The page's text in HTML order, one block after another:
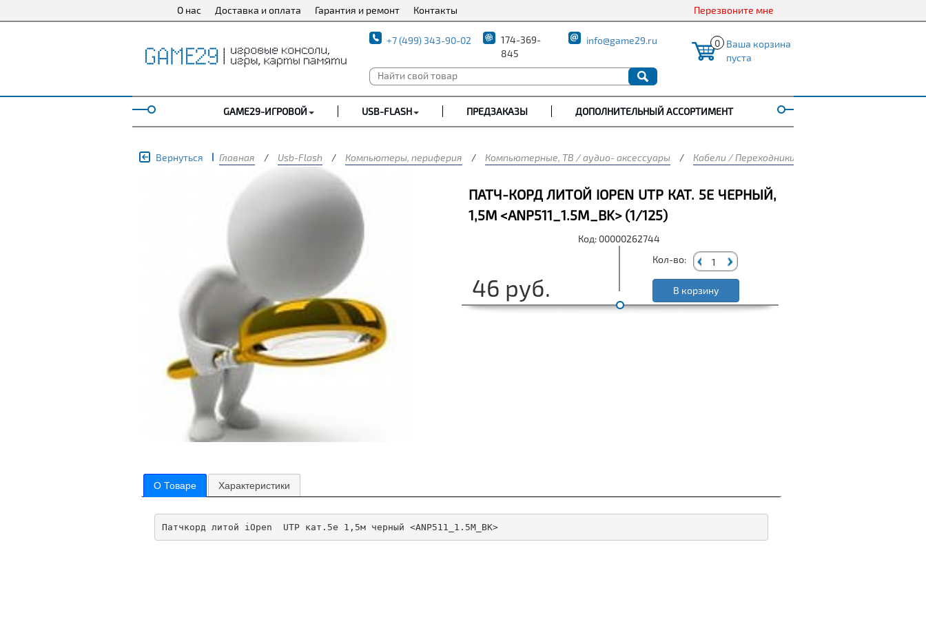
О нас Доставка и оплата Гарантия и ремонт Контакты Перезвоните мне
+7 (499) 343-90-02
174-369-
845
info@game29.ru 0 Ваша корзина
пуста
GAME29-ИГРОВОЙ USB-FLASH ПРЕДЗАКАЗЫ ДОПОЛНИТЕЛЬНЫЙ АССОРТИМЕНТ
Вернуться Главная / Usb-Flash / Компьютеры, периферия / Компьютерные, ТВ / аудио- аксессуары / Кабели / Переходники
ПАТЧ-КОРД ЛИТОЙ IOPEN UTP КАТ. 5Е ЧЕРНЫЙ,
1,5М <ANP511_1.5M_BK> (1/125)
Код: 00000262744
46 руб.
Кол-во:
В корзину
О Товаре Характеристики
Патчкорд литой iOpen  UTP кат.5е 1,5м черный <ANP511_1.5M_BK>